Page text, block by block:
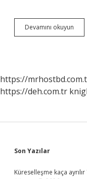
Devamını okuyun
https://
https://deh.com.tr
Sidebar
Son Yazılar
Küreselleşme kaça ayrılır